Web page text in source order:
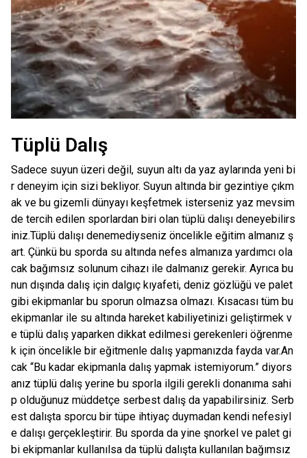
Tüplü Dalış
Sadece suyun üzeri değil, suyun altı da yaz aylarında yeni bi
r deneyim için sizi bekliyor. Suyun altında bir gezintiye çıkm
ak ve bu gizemli dünyayı keşfetmek isterseniz yaz mevsim
de tercih edilen sporlardan biri olan tüplü dalışı deneyebilirs
iniz.Tüplü dalışı denemediyseniz öncelikle eğitim almanız ş
art. Çünkü bu sporda su altında nefes almanıza yardımcı ola
cak bağımsız solunum cihazı ile dalmanız gerekir. Ayrıca bu
nun dışında dalış için dalgıç kıyafeti, deniz gözlüğü ve palet
gibi ekipmanlar bu sporun olmazsa olmazı. Kısacası tüm bu
ekipmanlar ile su altında hareket kabiliyetinizi geliştirmek v
e tüplü dalış yaparken dikkat edilmesi gerekenleri öğrenme
k için öncelikle bir eğitmenle dalış yapmanızda fayda var.An
cak “Bu kadar ekipmanla dalış yapmak istemiyorum.” diyors
anız tüplü dalış yerine bu sporla ilgili gerekli donanıma sahi
p olduğunuz müddetçe serbest dalış da yapabilirsiniz. Serb
est dalışta sporcu bir tüpe ihtiyaç duymadan kendi nefesiyl
e dalışı gerçekleştirir. Bu sporda da yine şnorkel ve palet gi
bi ekipmanlar kullanılsa da tüplü dalışta kullanılan bağımsız